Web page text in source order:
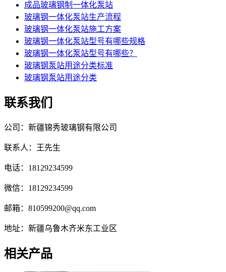
成品玻璃钢制一体化泵站
玻璃钢一体化泵站生产流程
玻璃钢一体化泵站施工方案
玻璃钢一体化泵站型号有哪些规格
玻璃钢一体化泵站型号有哪些？
玻璃钢泵站用途分类标准
玻璃钢泵站用途分类
联系我们
公司：新疆锦秀玻璃钢有限公司
联系人：王先生
电话：18129234599
微信：18129234599
邮箱：810599200@qq.com
地址：新疆乌鲁木齐米东工业区
相关产品